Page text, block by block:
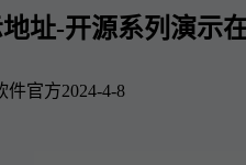
址-开源系列演示
件官方2024-4-8